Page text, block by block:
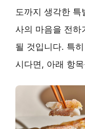
도까지 생각한
사의 마음을 전하
될 것입니다. 특
시다면, 아래 항